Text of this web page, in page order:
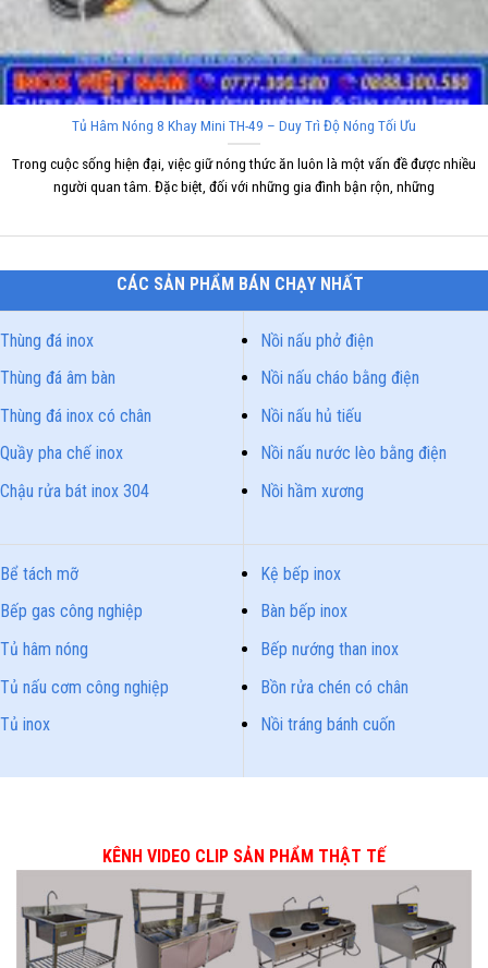
Tủ Hâm Nóng 8 Khay Mini TH-49 – Duy Trì Độ Nóng Tối Ưu
Trong cuộc sống hiện đại, việc giữ nóng thức ăn luôn là một vấn đề được nhiều
người quan tâm. Đặc biệt, đối với những gia đình bận rộn, những
CÁC SẢN PHẨM BÁN CHẠY NHẤT
Thùng đá inox
Thùng đá âm bàn
Thùng đá inox có chân
Quầy pha chế inox
Chậu rửa bát inox 304
Nồi nấu phở điện
Nồi nấu cháo bằng điện
Nồi nấu hủ tiếu
Nồi nấu nước lèo bằng điện
Nồi hầm xương
Bể tách mỡ
Bếp gas công nghiệp
Tủ hâm nóng
Tủ nấu cơm công nghiệp
Tủ inox
Kệ bếp inox
Bàn bếp inox
Bếp nướng than inox
Bồn rửa chén có chân
Nồi tráng bánh cuốn
KÊNH VIDEO CLIP SẢN PHẨM THẬT TẾ